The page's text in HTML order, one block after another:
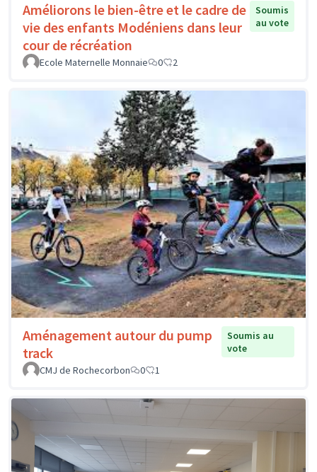
Améliorons le bien-être et le cadre de
vie des enfants Modéniens dans leur
cour de récréation
Soumis
au vote
Ecole Maternelle Monnaie 0 2
Aménagement autour du pump
track
Soumis au
vote
CMJ de Rochecorbon
0 1